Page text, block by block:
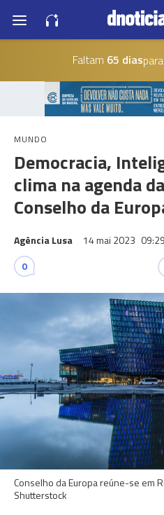
Faltam 65 dias
MUNDO
Democracia,
clima na agenda
Conselho da
Agência Lusa 14 mai 2023 09:29
0
Conselho da Europa reúne-se em
Shutterstock